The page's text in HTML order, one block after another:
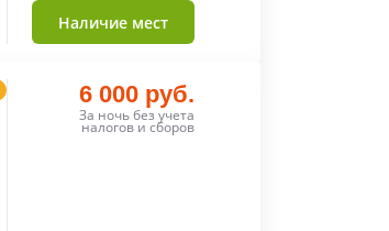
Наличие мест
6 000 руб.
За ночь без учета
налогов и сборов